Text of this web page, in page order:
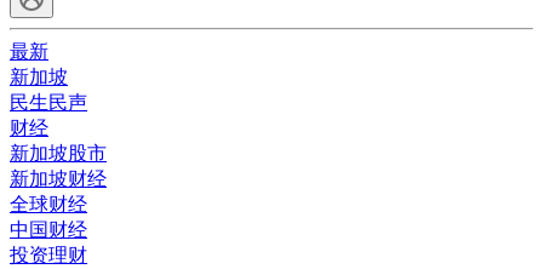
最新
新加坡
民生民声
财经
新加坡股市
新加坡财经
全球财经
中国财经
投资理财